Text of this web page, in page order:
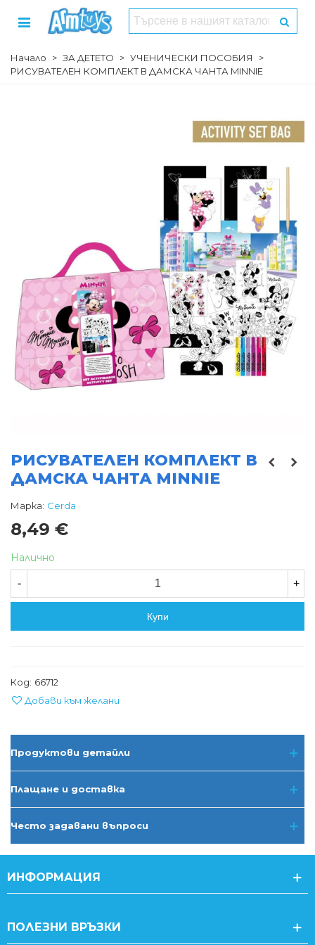
Начало > ЗА ДЕТЕТО > УЧЕНИЧЕСКИ ПОСОБИЯ
>
РИСУВАТЕЛЕН КОМПЛЕКТ В ДАМСКА ЧАНТА MINNIE
РИСУВАТЕЛЕН КОМПЛЕКТ В
ДАМСКА ЧАНТА MINNIE
Марка: Cerda
8,49 €
Налично
- +
Купи
Код: 66712
Добави към желани
Продуктови детайли
Плащане и доставка
Често задавани въпроси
ИНФОРМАЦИЯ
ПОЛЕЗНИ ВРЪЗКИ